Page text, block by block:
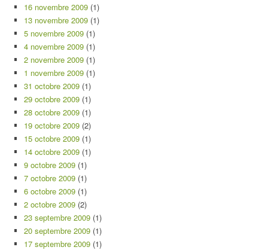
16 novembre 2009 (1)
13 novembre 2009 (1)
5 novembre 2009 (1)
4 novembre 2009 (1)
2 novembre 2009 (1)
1 novembre 2009 (1)
31 octobre 2009 (1)
29 octobre 2009 (1)
28 octobre 2009 (1)
19 octobre 2009 (2)
15 octobre 2009 (1)
14 octobre 2009 (1)
9 octobre 2009 (1)
7 octobre 2009 (1)
6 octobre 2009 (1)
2 octobre 2009 (2)
23 septembre 2009 (1)
20 septembre 2009 (1)
17 septembre 2009 (1)